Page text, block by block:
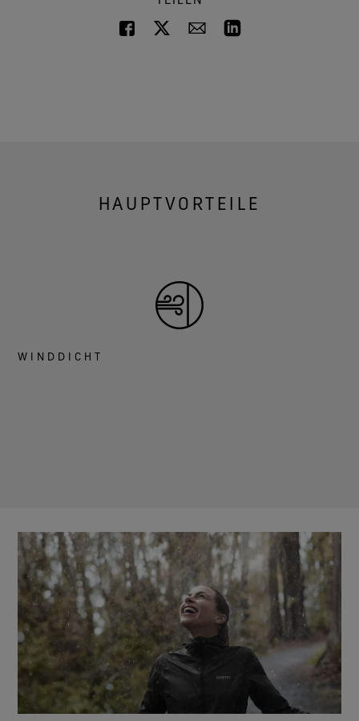
HAUPTVORTEILE
WINDDICHT